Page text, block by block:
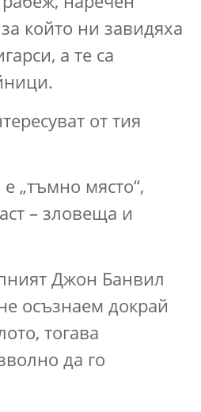
който ни завидяха
а те са
от тия
„тъмно място“,
– зловеща и
Джон Банвил
осъзнаем докрай
тогава
да го